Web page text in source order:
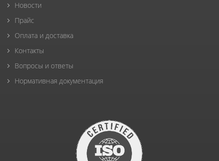
Новости
Прайс
Оплата и доставка
Контакты
Вопросы и ответы
Нормативная документация